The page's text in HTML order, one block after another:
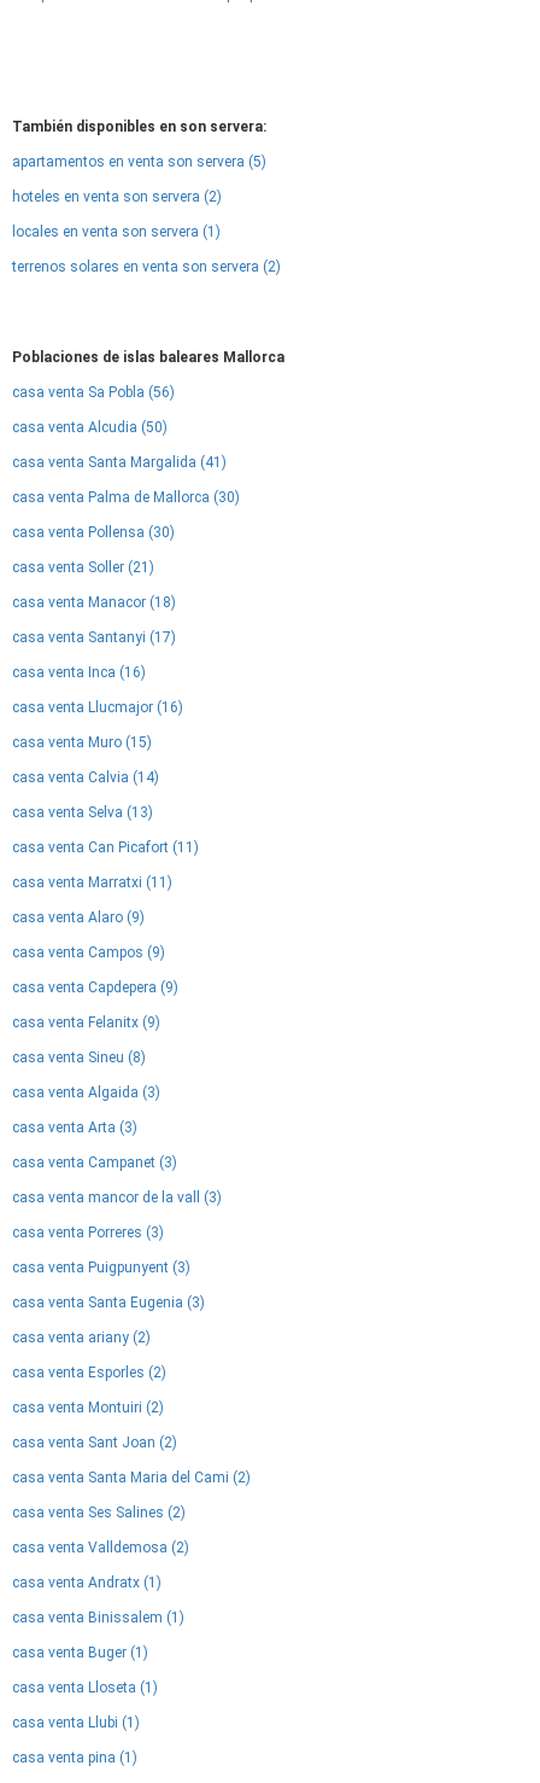
También disponibles en son servera:
apartamentos en venta son servera (5)
hoteles en venta son servera (2)
locales en venta son servera (1)
terrenos solares en venta son servera (2)
Poblaciones de islas baleares Mallorca
casa venta Sa Pobla (56)
casa venta Alcudia (50)
casa venta Santa Margalida (41)
casa venta Palma de Mallorca (30)
casa venta Pollensa (30)
casa venta Soller (21)
casa venta Manacor (18)
casa venta Santanyi (17)
casa venta Inca (16)
casa venta Llucmajor (16)
casa venta Muro (15)
casa venta Calvia (14)
casa venta Selva (13)
casa venta Can Picafort (11)
casa venta Marratxi (11)
casa venta Alaro (9)
casa venta Campos (9)
casa venta Capdepera (9)
casa venta Felanitx (9)
casa venta Sineu (8)
casa venta Algaida (3)
casa venta Arta (3)
casa venta Campanet (3)
casa venta mancor de la vall (3)
casa venta Porreres (3)
casa venta Puigpunyent (3)
casa venta Santa Eugenia (3)
casa venta ariany (2)
casa venta Esporles (2)
casa venta Montuiri (2)
casa venta Sant Joan (2)
casa venta Santa Maria del Cami (2)
casa venta Ses Salines (2)
casa venta Valldemosa (2)
casa venta Andratx (1)
casa venta Binissalem (1)
casa venta Buger (1)
casa venta Lloseta (1)
casa venta Llubi (1)
casa venta pina (1)